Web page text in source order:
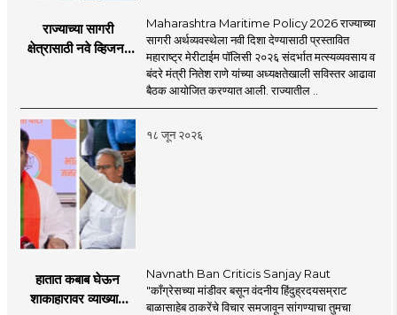
राज्याच्या सागरी
क्षेत्रासाठी नवे व्हिजन;
प्रस्ताव
Maharashtra Maritime Policy 2026 राज्याच्या
सागरी अर्थव्यवस्थेला नवी दिशा देण्यासाठी प्रस्तावित
महाराष्ट्र मेरीटाईम पॉलिसी २०२६ संदर्भात मत्स्यव्यवसाय व
बंदरे मंत्री नितेश राणे यांच्या अध्यक्षतेखाली सविस्तर आढावा
बैठक आयोजित करण्यात आली. राज्यातील ..
१८ जून २०२६
हातात कबाब घेऊन
शाकाहारावर व्याख्यान
Navnath Ban Criticis Sanjay Raut
"काँग्रेसच्या मांडीवर बसून वंदनीय हिंदुह्रदयसम्राट
बाळासाहेब ठाकरेंचे विचार समजावून सांगण्याचा तुमचा